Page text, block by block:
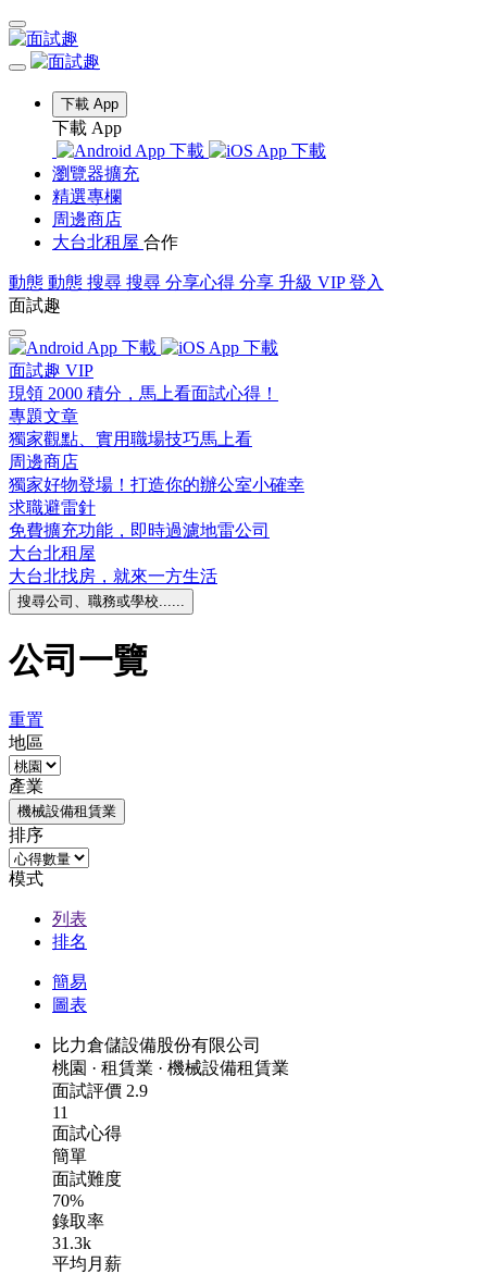
下載 App
下載 App
瀏覽器擴充
精選專欄
周邊商店
大台北租屋 合作
動態 動態 搜尋 搜尋 分享心得 分享 升級 VIP 登入
面試趣
面試趣 VIP
現領 2000 積分，馬上看面試心得！
專題文章
獨家觀點、實用職場技巧馬上看
周邊商店
獨家好物登場！打造你的辦公室小確幸
求職避雷針
免費擴充功能，即時過濾地雷公司
大台北租屋
大台北找房，就來一方生活
搜尋公司、職務或學校......
公司一覽
重置
地區
產業
機械設備租賃業
排序
模式
列表
排名
簡易
圖表
比力倉儲設備股份有限公司
桃園 · 租賃業 · 機械設備租賃業
面試評價 2.9
11
面試心得
簡單
面試難度
70%
錄取率
31.3k
平均月薪